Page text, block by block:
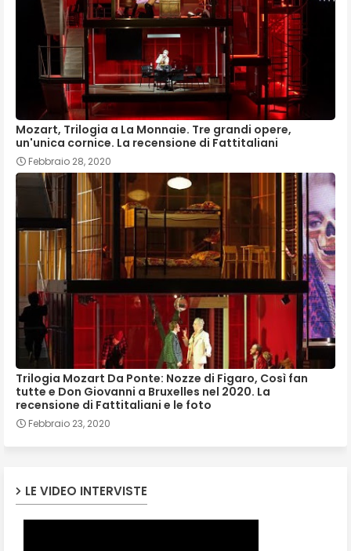
Mozart, Trilogia a La Monnaie. Tre grandi opere,
un'unica cornice. La recensione di Fattitaliani
Febbraio 28, 2020
Trilogia Mozart Da Ponte: Nozze di Figaro, Così fan
tutte e Don Giovanni a Bruxelles nel 2020. La
recensione di Fattitaliani e le foto
Febbraio 23, 2020
LE VIDEO INTERVISTE